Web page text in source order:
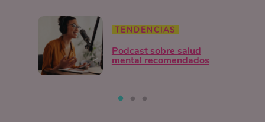
TENDENCIAS
Podcast sobre salud
mental recomendados